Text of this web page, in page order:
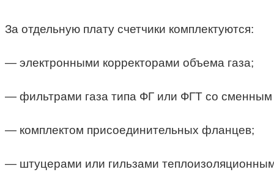
За отдельную плату счетчики комплектуются:
— электронными корректорами объема газа;
— фильтрами газа типа ФГ или ФГТ со
— комплектом присоединительных фланцев;
— штуцерами или гильзами